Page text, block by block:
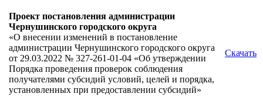
Проект постановления администрации
Чернушинского городского округа
«О внесении изменений в постановление
администрации Чернушинского городского округа
от 29.03.2022 № 327-261-01-04 «Об утверждении
Порядка проведения проверок соблюдения
получателями субсидий условий, целей и порядка,
установленных при предоставлении субсидий»
Скачать